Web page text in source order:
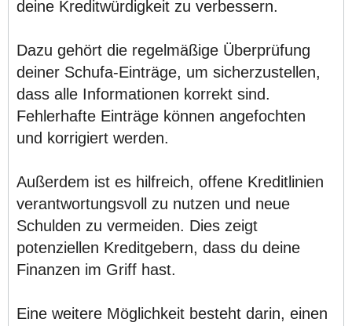
deine Kreditwürdigkeit zu verbessern.
Dazu gehört die regelmäßige Überprüfung
deiner Schufa-Einträge, um sicherzustellen,
dass alle Informationen korrekt sind.
Fehlerhafte Einträge können angefochten
und korrigiert werden.
Außerdem ist es hilfreich, offene Kreditlinien
verantwortungsvoll zu nutzen und neue
Schulden zu vermeiden. Dies zeigt
potenziellen Kreditgebern, dass du deine
Finanzen im Griff hast.
Eine weitere Möglichkeit besteht darin, einen